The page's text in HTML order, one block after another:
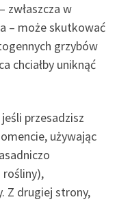
zwłaszcza w
– może skutkować
grzybów
chciałby uniknąć
przesadzisz
używając
rośliny),
Z drugiej strony,